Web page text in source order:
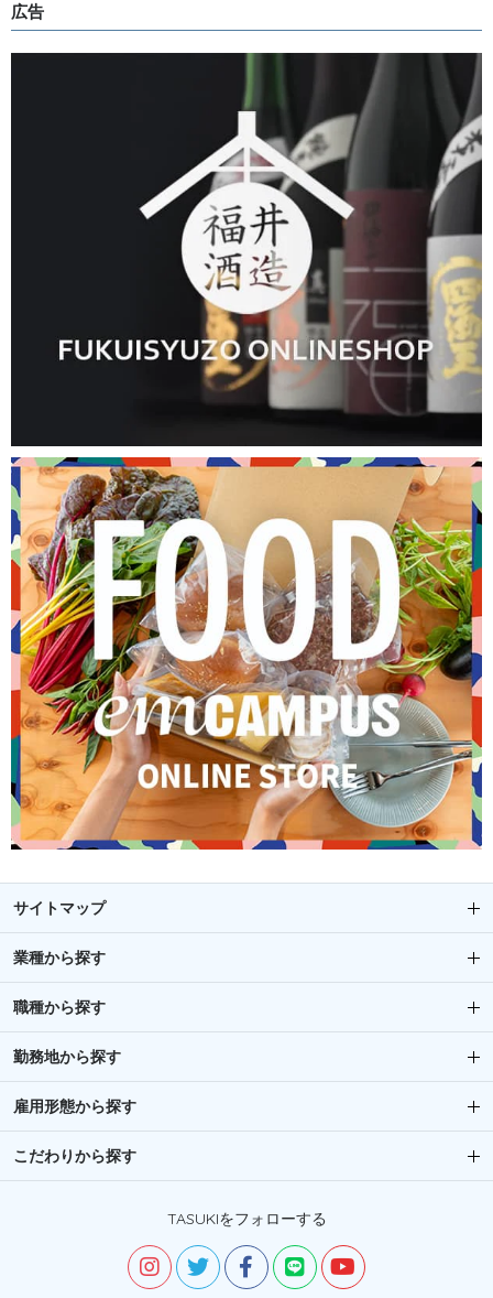
広告
サイトマップ
業種から探す
職種から探す
勤務地から探す
雇用形態から探す
こだわりから探す
TASUKIをフォローする